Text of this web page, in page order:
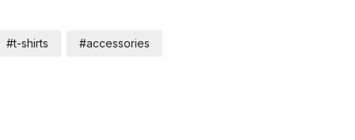
#t-shirts #accessories